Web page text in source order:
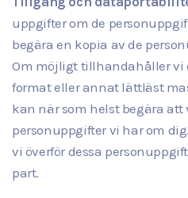
uppgifter om de
begära en kopia av de
Om möjligt tillhandahåller vi
format eller annat lättläst
kan när som helst begära att
personuppgifter vi har om
vi överför dessa
part.